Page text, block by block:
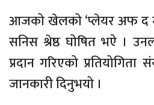
आजको खेलको ‘प्लेयर अफ द
सनिस श्रेष्ठ घोषित भऐ ।
प्रदान गरिएको
जानकारी दिनुभयो ।